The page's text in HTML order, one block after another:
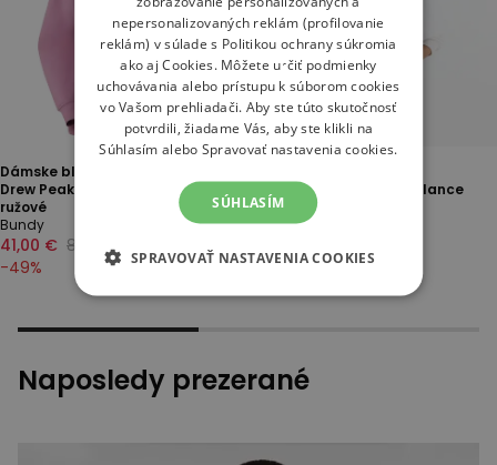
Dámske blúza The North Face
Drew Peak Light 0A8C1DMOJ1 -
ružové
Bundy
41,00 € 80,00 €
-49%
Dámská bunda New Balance
WT6288NOLIT - biele
Bundy
Naposledy prezerané
nepersonalizovaných reklám (profilovanie
reklám) v súlade s Politikou ochrany súkromia
ako ajCookies. Môžete určiť podmienky
uchovávania alebo prístupu k súborom cookies
vo Vašom prehliadači. Aby ste túto skutočnosť
potvrdili, žiadame Vás, aby ste klikli na
Súhlasím alebo Spravovať nastavenia cookies.
SÚHLASÍM
SPRAVOVAŤ NASTAVENIA COOKIES